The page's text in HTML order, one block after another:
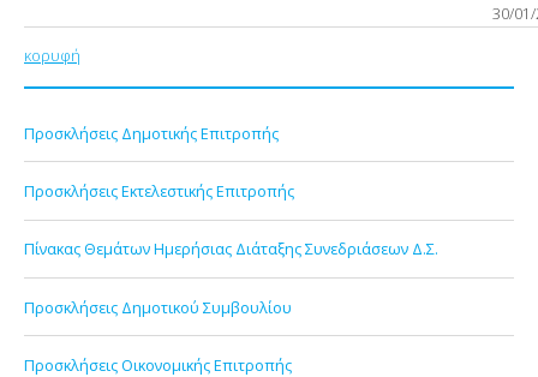
30/
κορυφή
Προσκλήσεις Δημοτικής Επιτροπής
Προσκλήσεις Εκτελεστικής Επιτροπής
Πίνακας Θεμάτων Ημερήσιας Διάταξης Συνεδριάσεων Δ.Σ.
Προσκλήσεις Δημοτικού Συμβουλίου
Προσκλήσεις Οικονομικής Επιτροπής